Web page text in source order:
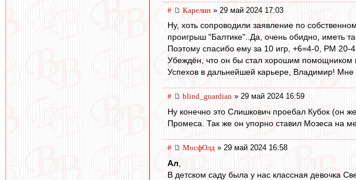
# Карелин » 29 май 2024 17:03
Ну, хоть сопроводили заявление по
проигрыш "Балтике"..Да, очень обидно, иметь
Поэтому спасибо ему за 10 игр, +6=4-0, РМ
Убеждён, что он бы стал хорошим
Успехов в дальнейшей карьере, Владимир! Мне
# blind_guardian » 29 май 2024 16:59
Ну конечно это Слишкович проебал Кубок (он
Промеса. Так же он упорно ставил Мозеса на
# МосфОлд » 29 май 2024 16:58
Ал
В детском саду была у нас классная девочка